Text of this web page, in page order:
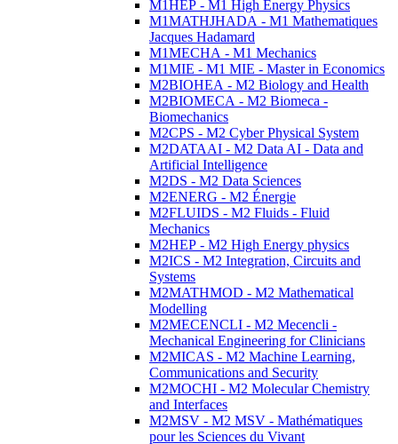
M1HEP - M1 High Energy Physics
M1MATHJHADA - M1 Mathematiques
Jacques Hadamard
M1MECHA - M1 Mechanics
M1MIE - M1 MIE - Master in Economics
M2BIOHEA - M2 Biology and Health
M2BIOMECA - M2 Biomeca -
Biomechanics
M2CPS - M2 Cyber Physical System
M2DATAAI - M2 Data AI - Data and
Artificial Intelligence
M2DS - M2 Data Sciences
M2ENERG - M2 Énergie
M2FLUIDS - M2 Fluids - Fluid
Mechanics
M2HEP - M2 High Energy physics
M2ICS - M2 Integration, Circuits and
Systems
M2MATHMOD - M2 Mathematical
Modelling
M2MECENCLI - M2 Mecencli -
Mechanical Engineering for Clinicians
M2MICAS - M2 Machine Learning,
Communications and Security
M2MOCHI - M2 Molecular Chemistry
and Interfaces
M2MSV - M2 MSV - Mathématiques
pour les Sciences du Vivant